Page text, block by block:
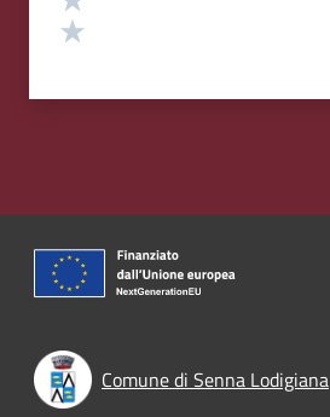
Comune di Senna Lodigiana